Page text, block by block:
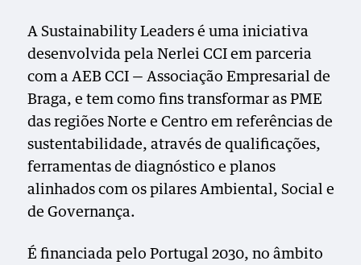
A Sustainability Leaders é uma iniciativa
desenvolvida pela Nerlei CCI em parceria
com a AEB CCI — Associação Empresarial de
Braga, e tem como fins transformar as PME
das regiões Norte e Centro em referências de
sustentabilidade, através de qualificações,
ferramentas de diagnóstico e planos
alinhados com os pilares Ambiental, Social e
de Governança.
É financiada pelo Portugal 2030, no âmbito